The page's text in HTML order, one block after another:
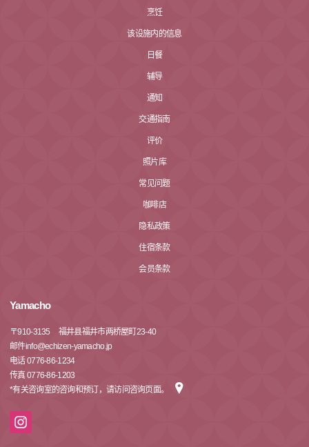
烹饪
该设施内的信息
日餐
辅导
通知
交通指南
评价
照片库
常见问题
咖啡店
隐私政策
住宿条款
会员条款
Yamacho
〒910-3135
福井县福井市两桥屋町23-40
邮件info@echizen-yamacho.jp
电话 0776-86-1234
传真 0776-86-1203
*有关咨询室的咨询和预订，请访问咨询页面。